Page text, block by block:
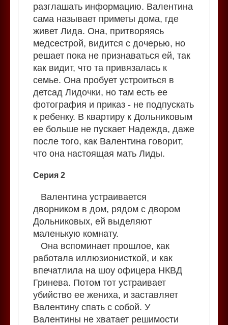
разглашать информацию. Валентина
сама называет приметы дома, где
живет Лида. Она, притворяясь
медсестрой, видится с дочерью, но
решает пока не признаваться ей, так
как видит, что та привязалась к
семье. Она пробует устроиться в
детсад Лидочки, но там есть ее
фотография и приказ - не подпускать
к ребенку. В квартиру к Дольниковым
ее больше не пускает Надежда, даже
после того, как Валентина говорит,
что она настоящая мать Лиды.
Серия 2
Валентина устраивается
дворником в дом, рядом с двором
Дольниковых, ей выделяют
маленькую комнату.
Она вспоминает прошлое, как
работала иллюзионисткой, и как
впечатлила на шоу офицера НКВД
Гринева. Потом тот устраивает
убийство ее жениха, и заставляет
Валентину спать с собой. У
Валентины не хватает решимости